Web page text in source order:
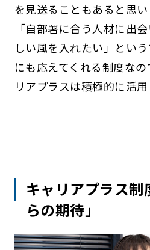
を見送ることもあると思
「自部署に合う人材に出
しい風を入れたい」とい
にも応えてくれる制度な
リアプラスは積極的に活用
キャリアプラス
らの期待」